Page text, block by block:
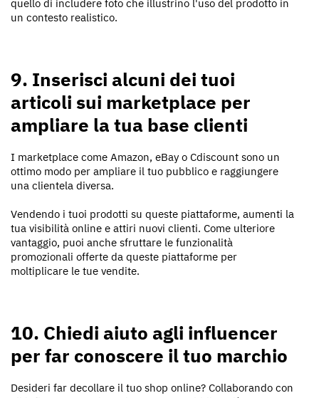
quello di includere foto che illustrino l'uso del prodotto in
un contesto realistico.
9. Inserisci alcuni dei tuoi
articoli sui marketplace per
ampliare la tua base clienti
I marketplace come Amazon, eBay o Cdiscount sono un
ottimo modo per ampliare il tuo pubblico e raggiungere
una clientela diversa.
Vendendo i tuoi prodotti su queste piattaforme, aumenti la
tua visibilità online e attiri nuovi clienti. Come ulteriore
vantaggio, puoi anche sfruttare le funzionalità
promozionali offerte da queste piattaforme per
moltiplicare le tue vendite.
10. Chiedi aiuto agli influencer
per far conoscere il tuo marchio
Desideri far decollare il tuo shop online? Collaborando con